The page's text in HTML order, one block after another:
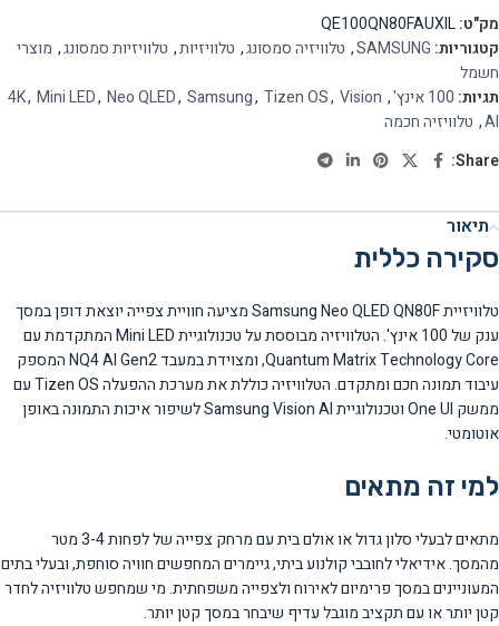
מק"ט:QE100QN80FAUXIL
קטגוריות: SAMSUNG
, טלוויזיה סמסונג, טלוויזיות, טלוויזיות סמסונג, מוצרי
חשמל
תגיות: 100 אינץ' ,
4K, Mini LED, Neo QLED, Samsung, Tizen OS, Vision
AI
, טלוויזיה חכמה
Share:
תיאור
סקירה כללית
טלוויזיית Samsung Neo QLED QN80F מציעה חוויית צפייה יוצאת דופן במסך
ענק של 100 אינץ'. הטלוויזיה מבוססת על טכנולוגיית Mini LED המתקדמת עם
Quantum Matrix Technology Core, ומצוידת במעבד NQ4 AI Gen2 המספק
עיבוד תמונה חכם ומתקדם. הטלוויזיה כוללת את מערכת ההפעלה Tizen OS עם
ממשק One UI וטכנולוגיית Samsung Vision AI לשיפור איכות התמונה באופן
אוטומטי.
למי זה מתאים
מתאים לבעלי סלון גדול או אולם בית עם מרחק צפייה של לפחות 3-4 מטר
מהמסך. אידיאלי לחובבי קולנוע ביתי, גיימרים המחפשים חוויה סוחפת, ובעלי בתים
המעוניינים במסך פרימיום לאירוח ולצפייה משפחתית. מי שמחפש טלוויזיה לחדר
קטן יותר או עם תקציב מוגבל עדיף שיבחר במסך קטן יותר.